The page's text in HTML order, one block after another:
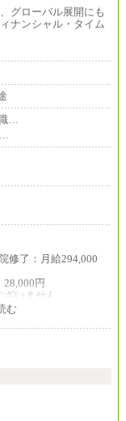
署によって異なり
グローバル展開にも
ナンシャル・タイム
…
…
修了：月給294,000
円
いません
む